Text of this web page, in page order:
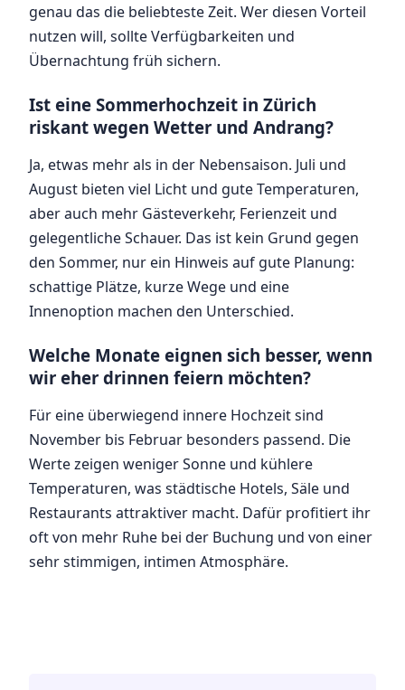
genau das die beliebteste Zeit. Wer diesen Vorteil
nutzen will, sollte Verfügbarkeiten und
Übernachtung früh sichern.
Ist eine Sommerhochzeit in Zürich
riskant wegen Wetter und Andrang?
Ja, etwas mehr als in der Nebensaison. Juli und
August bieten viel Licht und gute Temperaturen,
aber auch mehr Gästeverkehr, Ferienzeit und
gelegentliche Schauer. Das ist kein Grund gegen
den Sommer, nur ein Hinweis auf gute Planung:
schattige Plätze, kurze Wege und eine
Innenoption machen den Unterschied.
Welche Monate eignen sich besser, wenn
wir eher drinnen feiern möchten?
Für eine überwiegend innere Hochzeit sind
November bis Februar besonders passend. Die
Werte zeigen weniger Sonne und kühlere
Temperaturen, was städtische Hotels, Säle und
Restaurants attraktiver macht. Dafür profitiert ihr
oft von mehr Ruhe bei der Buchung und von einer
sehr stimmigen, intimen Atmosphäre.